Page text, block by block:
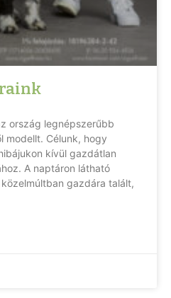
ország legnépszerűbb
modellt. Célunk, hogy
kívül gazdátlan
A naptáron látható
gazdára talált,